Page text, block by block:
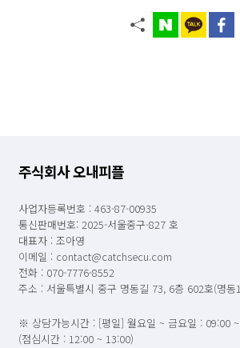
주식회사 오내피플
사업자등록번호 : 463-87-00935
통신판매번호: 2025-서울중구-827 호
대표자 : 조아영
이메일 : contact@catchsecu.com
전화 : 070-7776-8552
주소 : 서울특별시 중구 명동길 73, 6층 602호(명동
※ 상담가능시간 : [평일] 월요일 ~ 금요일 : 09:00
(점심시간 : 12:00 ~ 13:00)